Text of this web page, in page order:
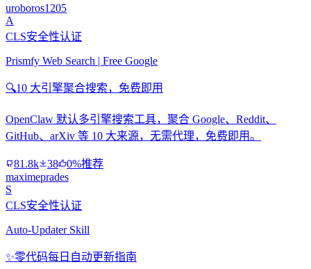
uroboros1205
A
CLS安全性认证
Prismfy Web Search | Free Google
🔍10 大引擎聚合搜索，免费即用
OpenClaw 默认多引擎搜索工具，聚合 Google、Reddit、
GitHub、arXiv 等 10 大来源，无需代理，免费即用。
81.8k 38
0%推荐
maximeprades
S
CLS安全性认证
Auto-Updater Skill
✨零代码每日自动更新指南